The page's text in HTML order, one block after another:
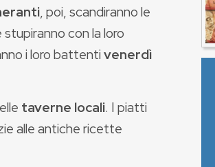
, poi, scandiranno le
con la loro
i loro battentivenerdì
taverne locali. I piatti
alle antiche ricette